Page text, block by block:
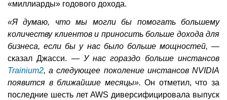
«миллиарды» годового дохода.
«Я думаю, что мы могли бы помогать большему
количеству клиентов и приносить больше дохода для
бизнеса, если бы у нас было больше мощностей, —
сказал Джасси. — У нас гораздо больше инстансов
Trainium2, а следующее поколение инстансов NVIDIA
появится в ближайшие месяцы». Он отметил, что за
последние шесть лет AWS диверсифицировала выпуск